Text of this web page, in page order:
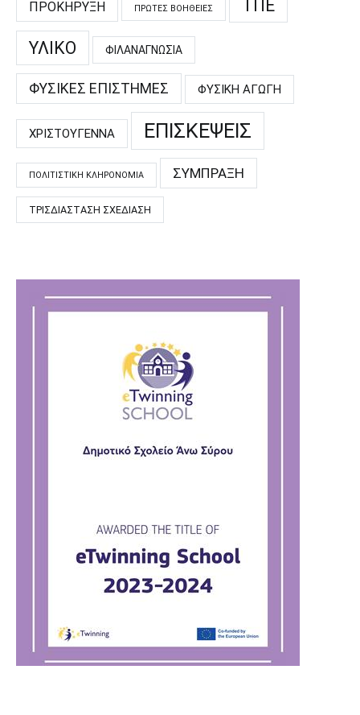
ΠΡΟΚΉΡΥΞΗ ΠΡΏΤΕΣ ΒΟΉΘΕΙΕΣ ΤΠΕ
ΥΛΙΚΌ ΦΙΛΑΝΑΓΝΩΣΊΑ
ΦΥΣΙΚΈΣ ΕΠΙΣΤΉΜΕΣ ΦΥΣΙΚΉ ΑΓΩΓΉ
ΧΡΙΣΤΟΎΓΕΝΝΑ ΕΠΙΣΚΈΨΕΙΣ
ΠΟΛΙΤΙΣΤΙΚΉ ΚΛΗΡΟΝΟΜΙΆ ΣΎΜΠΡΑΞΗ
ΤΡΙΣΔΙΆΣΤΑΣΗ ΣΧΕΔΊΑΣΗ